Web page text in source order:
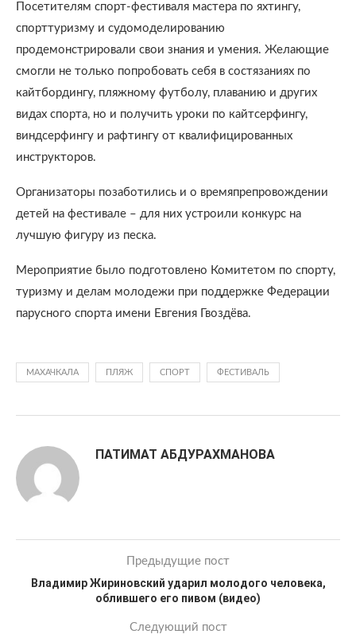
Посетителям спорт-фестиваля мастера по яхтингу,
спорттуризму и судомоделированию
продемонстрировали свои знания и умения. Желающие
смогли не только попробовать себя в состязаниях по
кайтбордингу, пляжному футболу, плаванию и других
видах спорта, но и получить уроки по кайтсерфингу,
виндсерфингу и рафтингу от квалифицированных
инструкторов.
Организаторы позаботились и о времяпрепровождении
детей на фестивале – для них устроили конкурс на
лучшую фигуру из песка.
Мероприятие было подготовлено Комитетом по спорту,
туризму и делам молодежи при поддержке Федерации
парусного спорта имени Евгения Гвоздёва.
МАХАЧКАЛА ПЛЯЖ СПОРТ ФЕСТИВАЛЬ
ПАТИМАТ АБДУРАХМАНОВА
Предыдущие пост
Владимир Жириновский ударил молодого человека,
облившего его пивом (видео)
Следующий пост